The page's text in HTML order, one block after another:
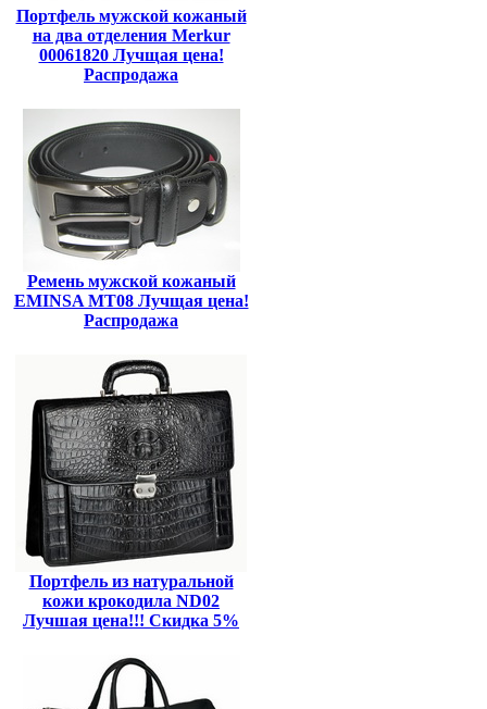
Портфель мужской кожаный
на два отделения Merkur
00061820 Лучщая цена!
Распродажа
Ремень мужской кожаный
EMINSA MT08 Лучщая цена!
Распродажа
Портфель из натуральной
кожи крокодила ND02
Лучшая цена!!! Скидка 5%